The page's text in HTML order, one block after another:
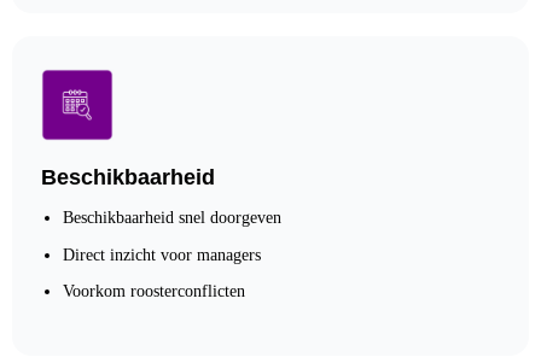
Beschikbaarheid
Beschikbaarheid snel doorgeven
Direct inzicht voor managers
Voorkom roosterconflicten